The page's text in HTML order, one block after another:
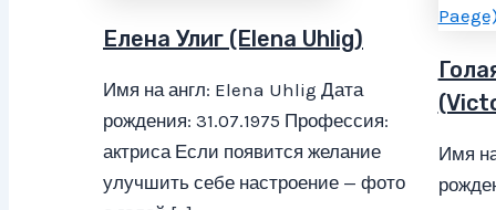
Елена Улиг (Elena Uhlig)
Имя на англ: Elena Uhlig Дата
рождения: 31.07.1975 Профессия:
актриса Если появится желание
улучшить себе настроение — фото
Имя